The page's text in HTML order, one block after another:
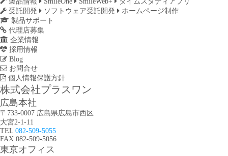
受託開発
ソフトウェア受託開発
ホームページ制作
製品サポート
代理店募集
企業情報
採用情報
Blog
お問合せ
個人情報保護方針
株式会社プラスワン
広島本社
〒733-0007 広島県広島市西区
大宮2-1-11
TEL 082-509-5055
FAX 082-509-5056
東京オフィス